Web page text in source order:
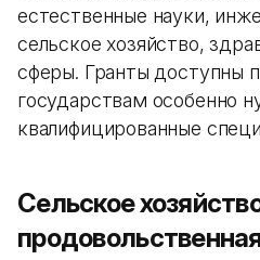
естественные науки,
сельское хозяйство,
сферы. Гранты доступны
государствам особенно
квалифицированные
Сельское